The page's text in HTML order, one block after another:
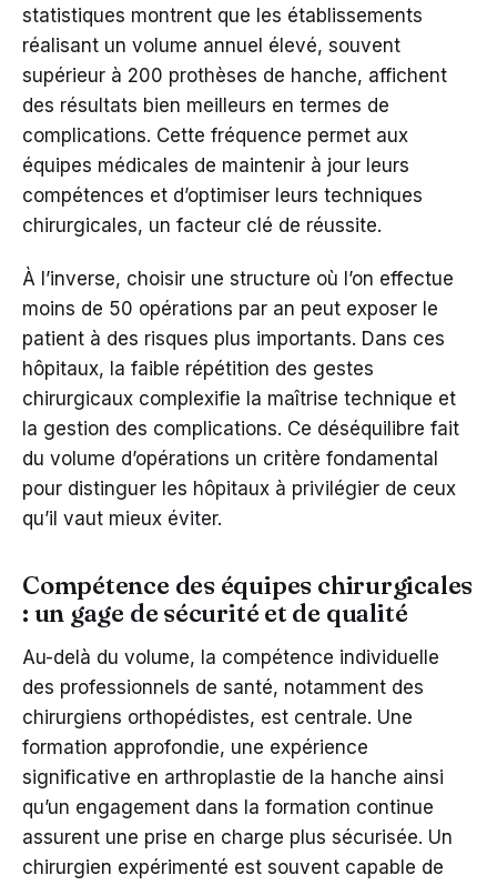
statistiques montrent que les établissements
réalisant un volume annuel élevé, souvent
supérieur à 200 prothèses de hanche, affichent
des résultats bien meilleurs en termes de
complications. Cette fréquence permet aux
équipes médicales de maintenir à jour leurs
compétences et d’optimiser leurs techniques
chirurgicales, un facteur clé de réussite.
À l’inverse, choisir une structure où l’on effectue
moins de 50 opérations par an peut exposer le
patient à des risques plus importants. Dans ces
hôpitaux, la faible répétition des gestes
chirurgicaux complexifie la maîtrise technique et
la gestion des complications. Ce déséquilibre fait
du volume d’opérations un critère fondamental
pour distinguer les hôpitaux à privilégier de ceux
qu’il vaut mieux éviter.
Compétence des équipes chirurgicales
: un gage de sécurité et de qualité
Au-delà du volume, la compétence individuelle
des professionnels de santé, notamment des
chirurgiens orthopédistes, est centrale. Une
formation approfondie, une expérience
significative en arthroplastie de la hanche ainsi
qu’un engagement dans la formation continue
assurent une prise en charge plus sécurisée. Un
chirurgien expérimenté est souvent capable de